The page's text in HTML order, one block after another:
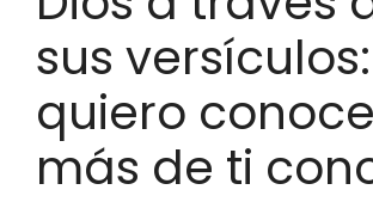
sus
quiero
más de ti